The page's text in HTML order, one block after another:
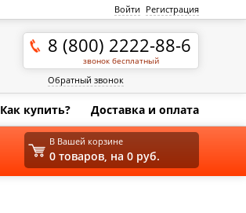
Войти Регистрация
8 (800) 2222-88-6
звонок бесплатный
Обратный звонок
Как купить? Доставка и оплата
В Вашей корзине
0 товаров, на 0 руб.